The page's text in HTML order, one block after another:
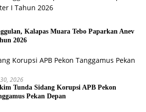
Kalapas Muara Tebo Paparkan Anev
2026
2026
Tunda Sidang Korupsi APB Pekon
Pekan Depan